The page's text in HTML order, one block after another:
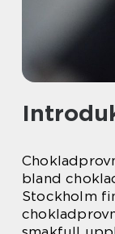
bland
Stockholm